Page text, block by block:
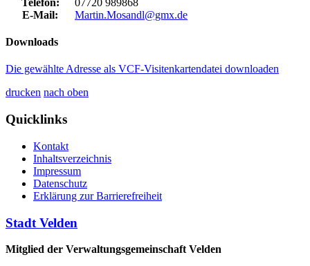
E-Mail:
Martin.Mosandl@gmx.de
Downloads
Die gewählte Adresse als VCF-Visitenkartendatei downloaden
drucken nach oben
Quicklinks
Kontakt
Inhaltsverzeichnis
Impressum
Datenschutz
Erklärung zur Barrierefreiheit
Stadt Velden
Mitglied der Verwaltungsgemeinschaft Velden